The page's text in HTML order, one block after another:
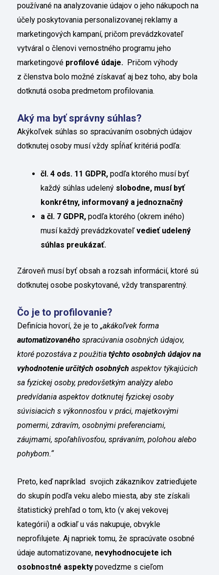
používané na analyzovanie údajov o jeho nákupoch na
účely poskytovania personalizovanej reklamy a
marketingových kampaní, pričom prevádzkovateľ
vytváral o členovi vernostného programu jeho
marketingové profilové údaje. Pričom výhody
z členstva bolo možné získavať aj bez toho, aby bola
dotknutá osoba predmetom profilovania.
Aký ma byť správny súhlas?
Akýkoľvek súhlas so spracúvaním osobných údajov
dotknutej osoby musí vždy spĺňať kritériá podľa:
čl. 4 ods. 11 GDPR, podľa ktorého musí byť
každý súhlas udelený slobodne, musí byť
konkrétny, informovaný a jednoznačný
a čl. 7 GDPR, podľa ktorého (okrem iného)
musí každý prevádzkovateľvedieť udelený
súhlas preukázať.
Zároveň musí byť obsah a rozsah informácií, ktoré sú
dotknutej osobe poskytované, vždy transparentný.
Čo je to profilovanie?
Definícia hovorí, že je to „akákoľvek forma
automatizovaného spracúvania osobných údajov,
ktoré pozostáva z použitia týchto osobných údajov na
vyhodnotenie určitých osobných aspektov týkajúcich
sa fyzickej osoby, predovšetkým analýzy alebo
predvídania aspektov dotknutej fyzickej osoby
súvisiacich s výkonnosťou v práci, majetkovými
pomermi, zdravím, osobnými preferenciami,
záujmami, spoľahlivosťou, správaním, polohou alebo
pohybom.“
Preto, keď napríklad svojich zákazníkov zatrieďujete
do skupín podľa veku alebo miesta, aby ste získali
štatistický prehľad o tom, kto (v akej vekovej
kategórii) a odkiaľ u vás nakupuje, obvykle
neprofilujete. Aj napriek tomu, že spracúvate osobné
údaje automatizovane, nevyhodnocujete ich
osobnostné aspekty povedzme s cieľom